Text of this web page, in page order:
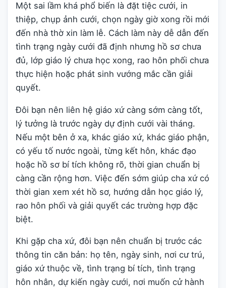
Một sai lầm khá phổ biến là đặt tiệc cưới, in
thiệp, chụp ảnh cưới, chọn ngày giờ xong rồi mới
đến nhà thờ xin làm lễ. Cách làm này dễ dẫn đến
tình trạng ngày cưới đã định nhưng hồ sơ chưa
đủ, lớp giáo lý chưa học xong, rao hôn phối chưa
thực hiện hoặc phát sinh vướng mắc cần giải
quyết.
Đôi bạn nên liên hệ giáo xứ càng sớm càng tốt,
lý tưởng là trước ngày dự định cưới vài tháng.
Nếu một bên ở xa, khác giáo xứ, khác giáo phận,
có yếu tố nước ngoài, từng kết hôn, khác đạo
hoặc hồ sơ bí tích không rõ, thời gian chuẩn bị
càng cần rộng hơn. Việc đến sớm giúp cha xứ có
thời gian xem xét hồ sơ, hướng dẫn học giáo lý,
rao hôn phối và giải quyết các trường hợp đặc
biệt.
Khi gặp cha xứ, đôi bạn nên chuẩn bị trước các
thông tin căn bản: họ tên, ngày sinh, nơi cư trú,
giáo xứ thuộc về, tình trạng bí tích, tình trạng
hôn nhân, dự kiến ngày cưới, nơi muốn cử hành